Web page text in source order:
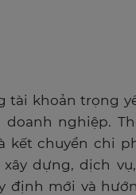
tài khoản trọng
nghiệp.
kết chuyển chi
dựng, dịch
định mới và